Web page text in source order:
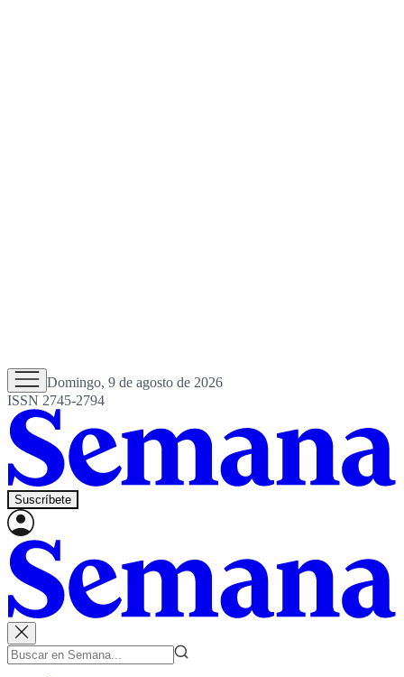
Domingo, 9 de agosto de 2026
ISSN 2745-2794
Suscríbete